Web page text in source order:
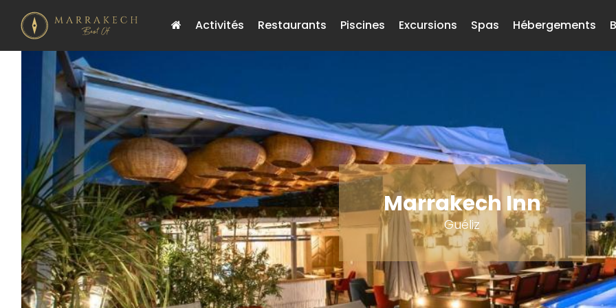
Activités Restaurants Piscines Excursions Spas Hébergements
Marrakech Inn
Guéliz